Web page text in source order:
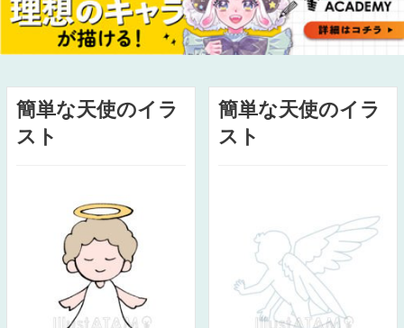
簡単な天使のイラ
スト
簡単な天使のイラ
スト